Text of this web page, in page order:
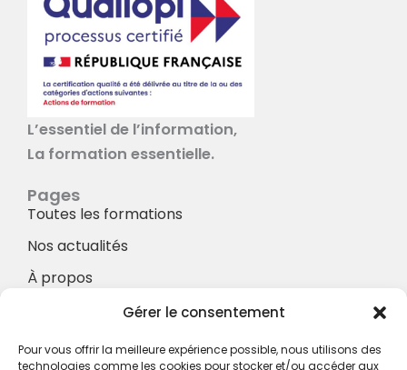
Gérer le consentement
Pour vous offrir la meilleure expérience possible, nous utilisons des
technologies comme les cookies pour stocker et/ou accéder aux
L’essentiel de l’information,
La formation essentielle.
Pages
Toutes les formations
Nos actualités
À propos
À propos